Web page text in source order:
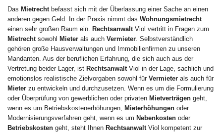
Das Mietrecht befasst sich mit der Überlassung einer Sache an einen
anderen gegen Geld. In der Praxis nimmt das Wohnungsmietrecht
einen sehr großen Raum ein. Rechtsanwalt Viol vertritt in Fragen zum
Mietrecht sowohl Mieter als auch Vermieter . Selbstverständlich
gehören große Hausverwaltungen und Immobilienfirmen zu unseren
Mandanten. Aus der beruflichen Erfahrung, die sich auch aus der
Vertretung beider Lager, ist Rechtsanwalt Viol in der Lage, sachlich und
emotionslos realistische Zielvorgaben sowohl für Vermieter als auch für
Mieter zu entwickeln und durchzusetzen. Wenn es um die Formulierung
oder Überprüfung von gewerblichen oder privaten Mietverträgen geht,
wenn es um Betriebskostenerhöhungen, Mieterhöhungen oder
Modernisierungsverfahren geht, wenn es um Nebenkosten oder
Betriebskosten geht, steht Ihnen Rechtsanwalt Viol kompetent zur